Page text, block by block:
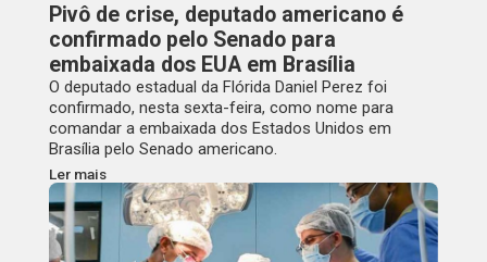
Pivô de crise, deputado americano é
confirmado pelo Senado para
embaixada dos EUA em Brasília
O deputado estadual da Flórida Daniel Perez foi
confirmado, nesta sexta-feira, como nome para
comandar a embaixada dos Estados Unidos em
Brasília pelo Senado americano.
Ler mais